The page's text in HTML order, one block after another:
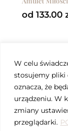
W celu
stosujemy pliki
oznacza, że
urządzeniu. W
zmiany
przeglądarki.
od 133.00
wiele
wariantów.
Opcje
można
wybrać